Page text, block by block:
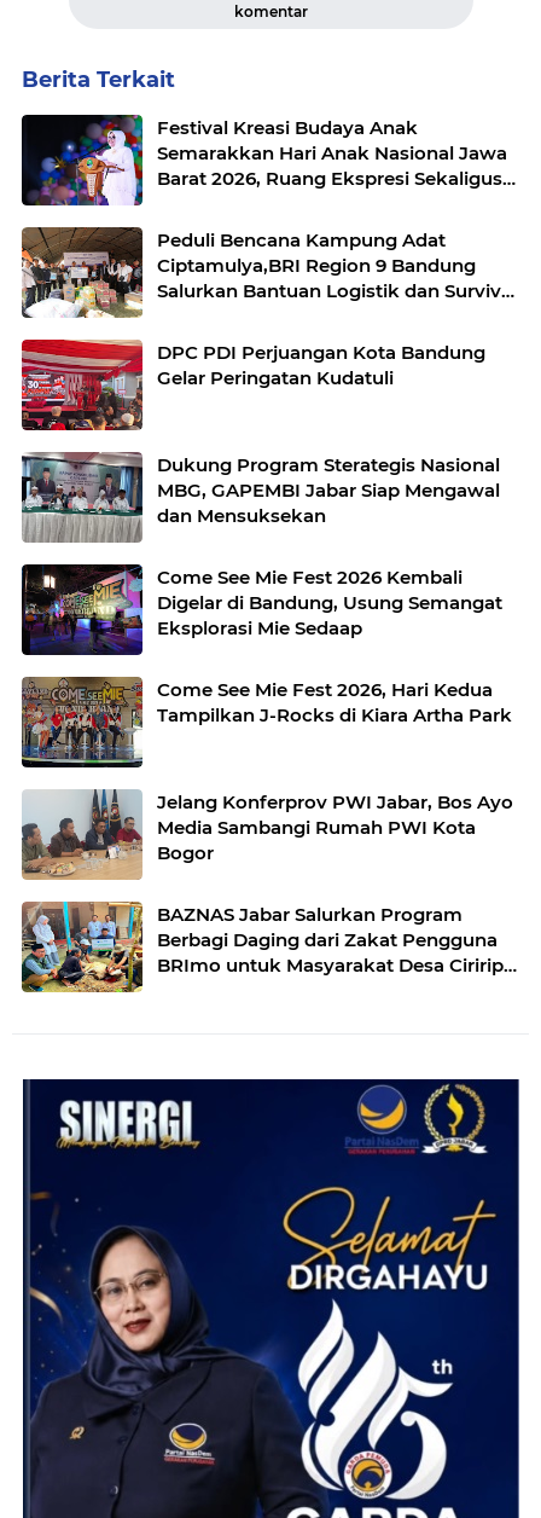
komentar
Berita Terkait
Festival Kreasi Budaya Anak
Semarakkan Hari Anak Nasional Jawa
Barat 2026, Ruang Ekspresi Sekaligus
Peduli Bencana Kampung Adat
Ciptamulya,BRI Region 9 Bandung
Salurkan Bantuan Logistik dan Survival
DPC PDI Perjuangan Kota Bandung
Gelar Peringatan Kudatuli
Dukung Program Sterategis Nasional
MBG, GAPEMBI Jabar Siap Mengawal
dan Mensuksekan
Come See Mie Fest 2026 Kembali
Digelar di Bandung, Usung Semangat
Eksplorasi Mie Sedaap
Come See Mie Fest 2026, Hari Kedua
Tampilkan J-Rocks di Kiara Artha Park
Jelang Konferprov PWI Jabar, Bos Ayo
Media Sambangi Rumah PWI Kota
Bogor
BAZNAS Jabar Salurkan Program
Berbagi Daging dari Zakat Pengguna
BRImo untuk Masyarakat Desa Ciririp